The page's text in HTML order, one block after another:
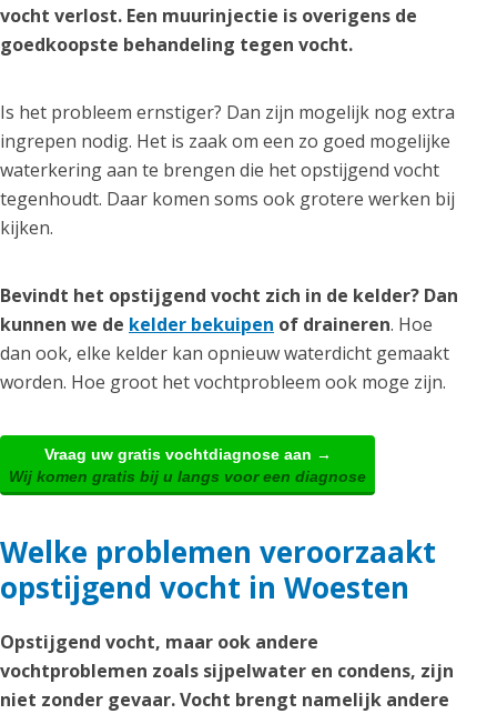
vocht verlost. Een muurinjectie is overigens de
goedkoopste behandeling tegen vocht.
Is het probleem ernstiger? Dan zijn mogelijk nog extra
ingrepen nodig. Het is zaak om een zo goed mogelijke
waterkering aan te brengen die het opstijgend vocht
tegenhoudt. Daar komen soms ook grotere werken bij
kijken.
Bevindt het opstijgend vocht zich in de kelder? Dan
kunnen we de kelder bekuipen of draineren. Hoe
dan ook, elke kelder kan opnieuw waterdicht gemaakt
worden. Hoe groot het vochtprobleem ook moge zijn.
Vraag uw gratis vochtdiagnose aan →
Wij komen gratis bij u langs voor een diagnose
Welke problemen veroorzaakt
opstijgend vocht in Woesten
Opstijgend vocht, maar ook andere
vochtproblemen zoals sijpelwater en condens, zijn
niet zonder gevaar. Vocht brengt namelijk andere